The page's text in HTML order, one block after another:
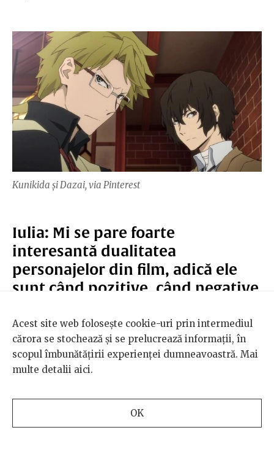
Kunikida și Dazai, via Pinterest
Iulia: Mi se pare foarte
interesantă dualitatea
personajelor din film, adică ele
sunt când pozitive, când negative
în funcție de acțiune sau de
relația cu celelalte personaje.
Cum vi se pare din punctul ăsta
Lovecraft, Mori, Louisa May Alcott,
Dostoievski, Melville, Akutagawa,
Acest site web folosește cookie-uri prin intermediul
cărora se stochează și se prelucrează informații, în
scopul îmbunătățirii experienței dumneavoastră. Mai
multe detalii aici.
OK